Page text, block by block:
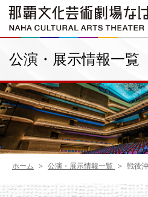
公演・展示情報一覧
ホーム 公演・展示情報一覧 戦後